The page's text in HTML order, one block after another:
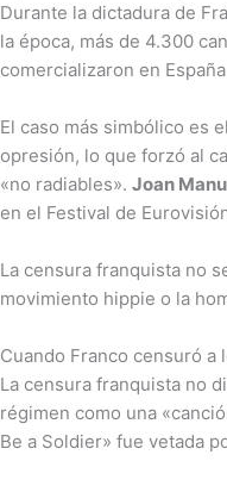
Durante la dictadura de
la época, más de 4.300
comercializaron en
El caso más simbólico es
opresión, lo que forzó al
«no radiables».Joan
en el Festival de
La censura franquista no
movimiento hippie o la
Cuando Franco censuró a
La censura franquista no
régimen como una
Be a Soldier» fue vetada